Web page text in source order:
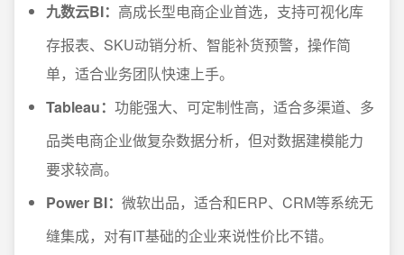
九数云BI： 高成长型电商企业首选，支持可视化库
存报表、SKU动销分析、智能补货预警，操作简
单，适合业务团队快速上手。
Tableau： 功能强大、可定制性高，适合多渠道、多
品类电商企业做复杂数据分析，但对数据建模能力
要求较高。
Power BI： 微软出品，适合和ERP、CRM等系统无
缝集成，对有IT基础的企业来说性价比不错。